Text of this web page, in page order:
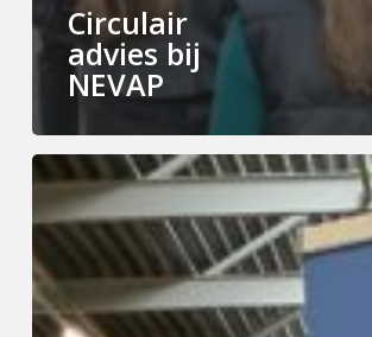
Circulair
advies bij
NEVAP
TechniekDriedaagse
2022
doorslaand
succes!